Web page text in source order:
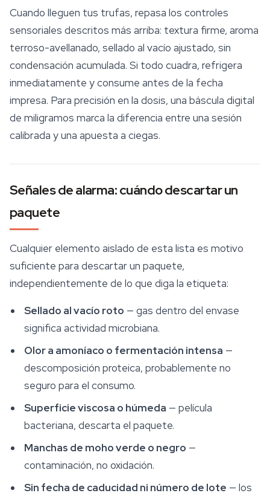
Cuando lleguen tus trufas, repasa los controles
sensoriales descritos más arriba: textura firme, aroma
terroso-avellanado, sellado al vacío ajustado, sin
condensación acumulada. Si todo cuadra, refrigera
inmediatamente y consume antes de la fecha
impresa. Para precisión en la dosis, una báscula digital
de miligramos marca la diferencia entre una sesión
calibrada y una apuesta a ciegas.
Señales de alarma: cuándo descartar un
paquete
Cualquier elemento aislado de esta lista es motivo
suficiente para descartar un paquete,
independientemente de lo que diga la etiqueta:
Sellado al vacío roto — gas dentro del envase
significa actividad microbiana.
Olor a amoníaco o fermentación intensa —
descomposición proteica, probablemente no
seguro para el consumo.
Superficie viscosa o húmeda — película
bacteriana, descarta el paquete.
Manchas de moho verde o negro —
contaminación, no oxidación.
Sin fecha de caducidad ni número de lote — los